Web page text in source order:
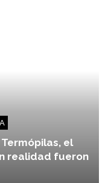
el
realidad fueron